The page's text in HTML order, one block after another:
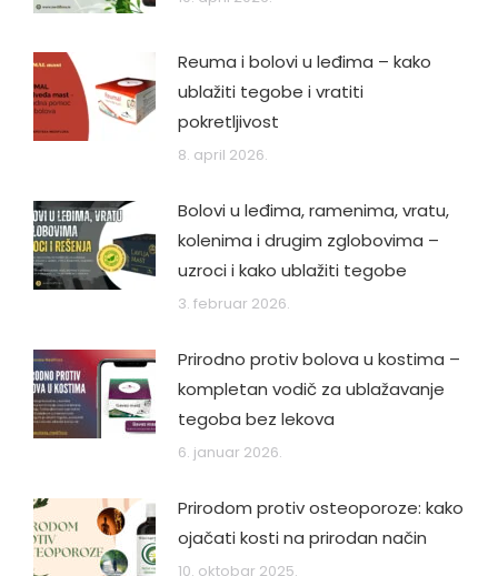
Reuma i bolovi u leđima – kako
ublažiti tegobe i vratiti
pokretljivost
8. april 2026.
Bolovi u leđima, ramenima, vratu,
kolenima i drugim zglobovima –
uzroci i kako ublažiti tegobe
3. februar 2026.
Prirodno protiv bolova u kostima –
kompletan vodič za ublažavanje
tegoba bez lekova
6. januar 2026.
Prirodom protiv osteoporoze: kako
ojačati kosti na prirodan način
10. oktobar 2025.